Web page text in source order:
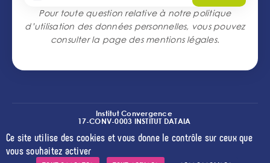
Pour toute question relative à notre politique
d’utilisation des données personnelles, vous pouvez
consulter la page desmentions légales.
Institut Convergence
17-CONV-0003 INSTITUT DATAIA
Crédits l Mentions légales l l
Ce site utilise des cookies et vous donne le contrôle sur ceux que
vous souhaitez activer